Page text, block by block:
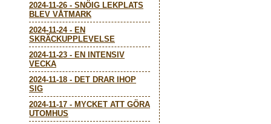
2024-11-26 - SNÖIG LEKPLATS
BLEV VÅTMARK
2024-11-24- EN
SKRÄCKUPPLEVELSE
2024-11-23 - EN INTENSIV
VECKA
2024-11-18 - DET DRAR IHOP
SIG
2024-11-17 - MYCKET ATT GÖRA
UTOMHUS